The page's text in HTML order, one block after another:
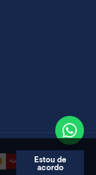
Estou de
acordo